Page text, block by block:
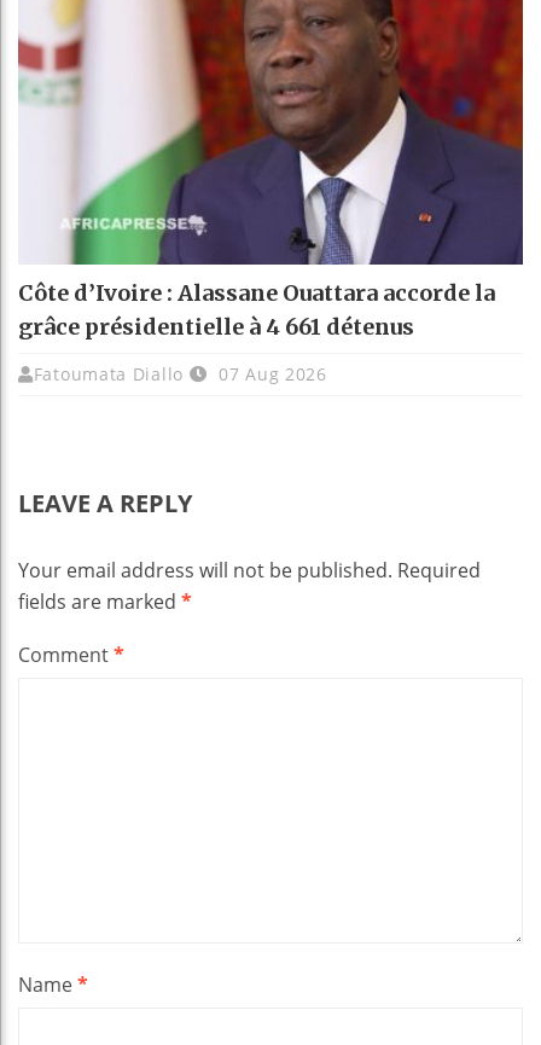
Côte d’Ivoire : Alassane Ouattara accorde la
grâce présidentielle à 4 661 détenus
Fatoumata Diallo 07 Aug 2026
LEAVE A REPLY
Your email address will not be published. Required
fields are marked *
Comment*
Name*